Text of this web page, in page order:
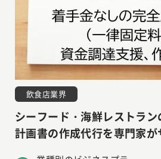
シーフード・海鮮レストラ
計画書の作成代行を専門家が
飲食店業界